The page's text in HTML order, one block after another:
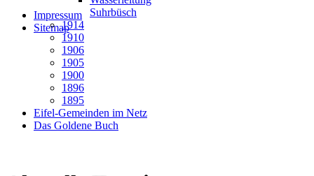
Impressum
Sitemap
Suhrbüsch
1914
1910
1906
1905
1900
1896
1895
Eifel-Gemeinden im Netz
Das Goldene Buch